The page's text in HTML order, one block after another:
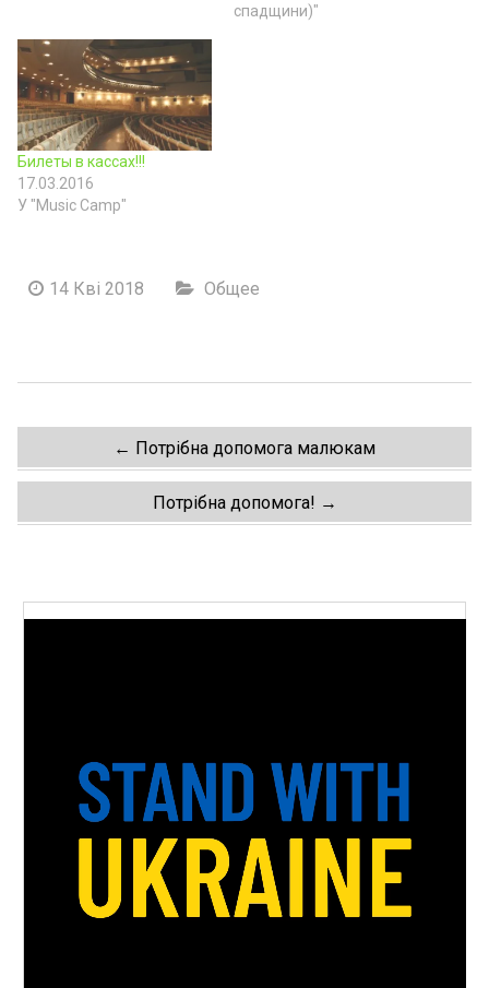
спадщини)"
Билеты в кассах!!!
17.03.2016
У "Music Camp"
14 Кві 2018 Общее
Post
navigation
← Потрібна допомога малюкам
Потрібна допомога! →